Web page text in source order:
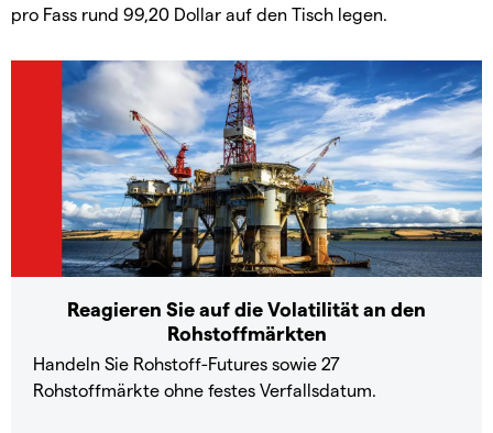
pro Fass rund 99,20 Dollar auf den Tisch legen.
Reagieren Sie auf die Volatilität an den
Rohstoffmärkten
Handeln Sie Rohstoff-Futures sowie 27
Rohstoffmärkte ohne festes Verfallsdatum.